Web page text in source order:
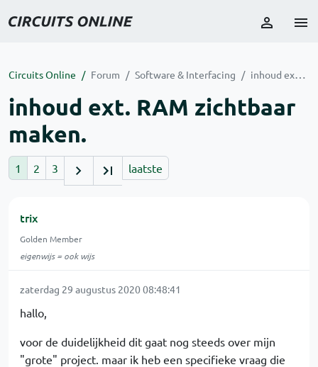
Circuits Online Forum Software & Interfacing inhoud ext. RAM zichtbaar maken.
inhoud ext. RAM zichtbaar
maken.
1 2 3 laatste
trix
Golden Member
eigenwijs = ook wijs
zaterdag 29 augustus 2020 08:48:41
hallo,
voor de duidelijkheid dit gaat nog steeds over mijn
"grote" project. maar ik heb een specifieke vraag die